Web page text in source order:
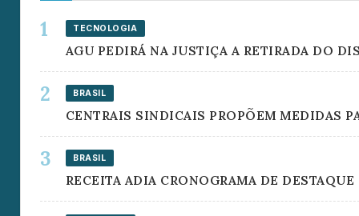
TECNOLOGIA
AGU PEDIRÁ NA JUSTIÇA A RETIRADA DO
BRASIL
CENTRAIS SINDICAIS PROPÕEM MEDIDAS
BRASIL
RECEITA ADIA CRONOGRAMA DE